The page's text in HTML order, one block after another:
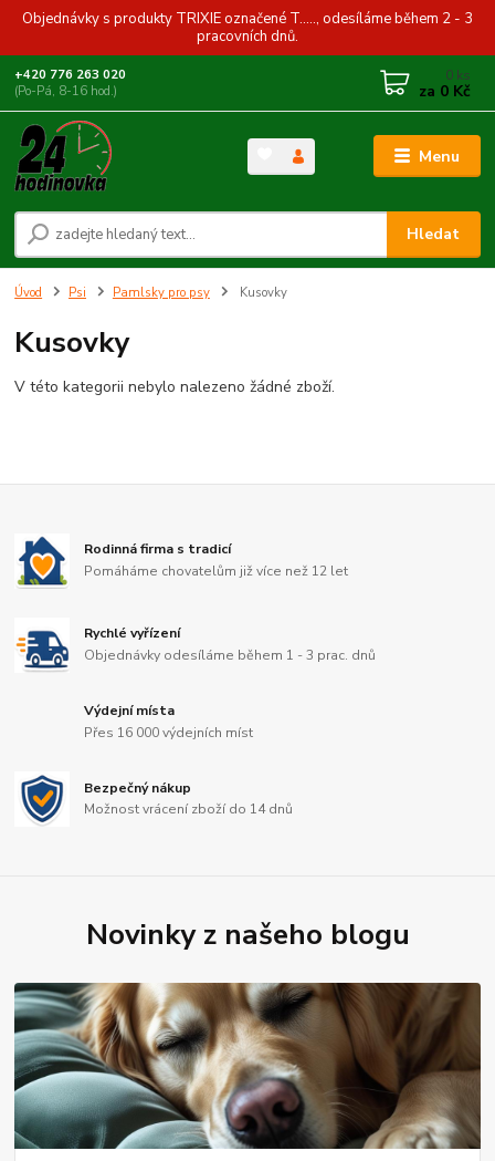
Objednávky s produkty TRIXIE označené T....., odesíláme během 2 - 3
pracovních dnů.
Menu
Hledat
+420 776 263 020
(Po-Pá, 8-16 hod.)
0 ks
za 0 Kč
Úvod Psi Pamlsky pro psy Kusovky
Kusovky
V této kategorii nebylo nalezeno žádné zboží.
Rodinná firma s tradicí
Pomáháme chovatelům již více než 12 let
Rychlé vyřízení
Objednávky odesíláme během 1 - 3 prac. dnů
Výdejní místa
Přes 16 000 výdejních míst
Bezpečný nákup
Možnost vrácení zboží do 14 dnů
Novinky z našeho blogu